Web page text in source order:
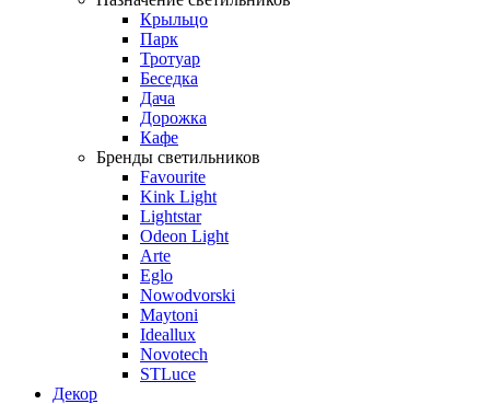
Крыльцо
Парк
Тротуар
Беседка
Дача
Дорожка
Кафе
Бренды светильников
Favourite
Kink Light
Lightstar
Odeon Light
Arte
Eglo
Nowodvorski
Maytoni
Ideallux
Novotech
STLuce
Декор